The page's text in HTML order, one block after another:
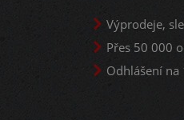
Výprodeje,
Přes 50 000
Odhlášení